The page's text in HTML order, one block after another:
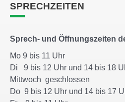
SPRECHZEITEN
Sprech- und Öffnungszeiten
Mo 9 bis 11 Uhr
Di 9 bis 12 Uhr und 14 bis
Mittwoch geschlossen
Do 9 bis 12 Uhr und 14 bis